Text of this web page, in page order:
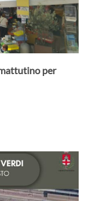
per